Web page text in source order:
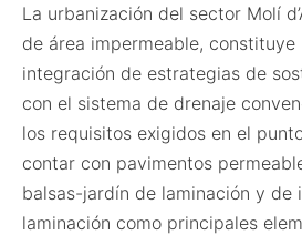
La urbanización del sector Molí
de área impermeable,
integración de estrategias de
con el sistema de drenaje
los requisitos exigidos en el
contar con pavimentos
balsas-jardín de laminación y de
laminación como principales